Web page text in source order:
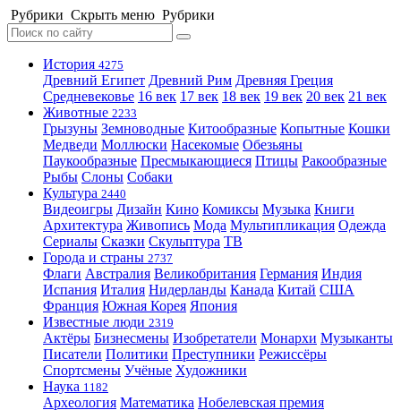
Рубрики Скрыть меню Рубрики
История 4275
Древний Египет Древний Рим Древняя Греция
Средневековье 16 век 17 век 18 век 19 век 20 век 21 век
Животные 2233
Грызуны Земноводные Китообразные Копытные Кошки
Медведи Моллюски Насекомые Обезьяны
Паукообразные Пресмыкающиеся Птицы Ракообразные
Рыбы Слоны Собаки
Культура 2440
Видеоигры Дизайн Кино Комиксы Музыка Книги
Архитектура Живопись Мода Мультипликация Одежда
Сериалы Сказки Скульптура ТВ
Города и страны 2737
Флаги Австралия Великобритания Германия Индия
Испания Италия Нидерланды Канада Китай США
Франция Южная Корея Япония
Известные люди 2319
Актёры Бизнесмены Изобретатели Монархи Музыканты
Писатели Политики Преступники Режиссёры
Спортсмены Учёные Художники
Наука 1182
Археология Математика Нобелевская премия